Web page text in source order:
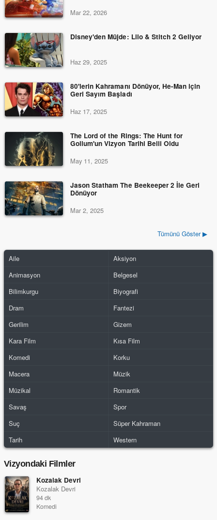
Mar 22, 2026
Disney'den Müjde: Lilo & Stitch 2 Geliyor
Haz 29, 2025
80'lerin Kahramanı Dönüyor, He-Man için
Geri Sayım Başladı
Haz 17, 2025
The Lord of the Rings: The Hunt for
Gollum'un Vizyon Tarihi Belli Oldu
May 11, 2025
Jason Statham The Beekeeper 2 İle Geri
Dönüyor
Mar 2, 2025
Tümünü Göster ▶
Aile
Aksiyon
Animasyon
Belgesel
Bilimkurgu
Biyografi
Dram
Fantezi
Gerilim
Gizem
Kara Film
Kısa Film
Komedi
Korku
Macera
Müzik
Müzikal
Romantik
Savaş
Spor
Suç
Süper Kahraman
Tarih
Western
Vizyondaki Filmler
Kozalak Devri
Kozalak Devri
94 dk
Komedi